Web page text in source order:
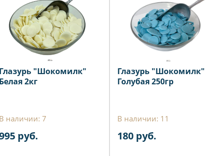
"Шокомилк"
2кг
наличии: 7
руб.
Глазурь "Шокомилк"
Голубая 250гр
В наличии: 11
180 руб.